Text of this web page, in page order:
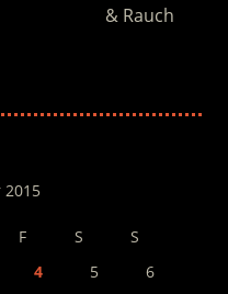
& Rauch
2015
F S
S
4 5
6